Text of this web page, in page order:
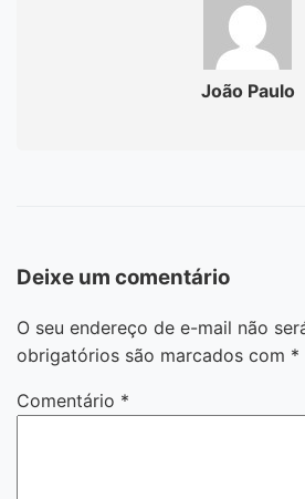
João Paulo
Deixe um comentário
O seu endereço de e-mail não
obrigatórios são marcados com *
Comentário *